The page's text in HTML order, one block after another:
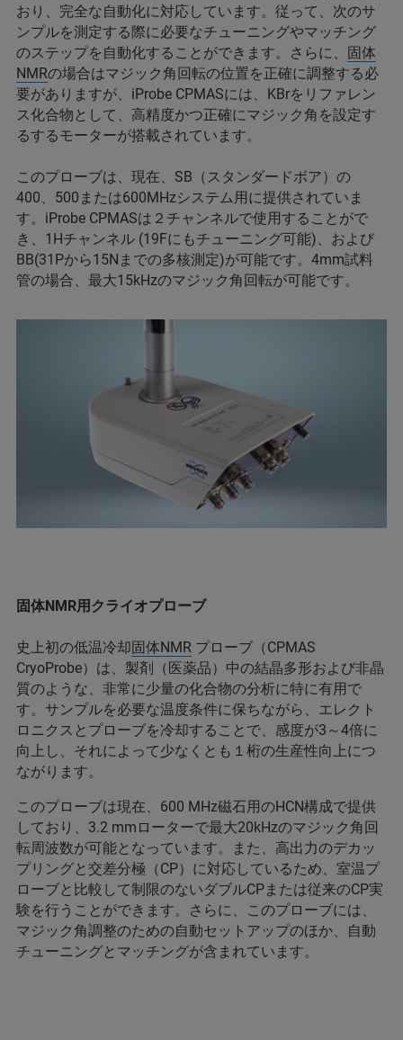
おり、完全な自動化に対応しています。従って、次のサ
ンプルを測定する際に必要なチューニングやマッチング
のステップを自動化することができます。さらに、 固体
NMRの場合はマジック角回転の位置を正確に調整する必
要がありますが、iProbe CPMASには、KBrをリファレン
ス化合物として、高精度かつ正確にマジック角を設定す
るするモーターが搭載されています。
このプローブは、現在、SB（スタンダードボア）の
400、500または600MHzシステム用に提供されていま
す。iProbe CPMASは２チャンネルで使用することがで
き、1Hチャンネル (19Fにもチューニング可能)、および
BB(31Pから15Nまでの多核測定)が可能です。4mm試料
管の場合、最大15kHzのマジック角回転が可能です。
固体NMR用クライオプローブ
史上初の低温冷却固体NMR プローブ（CPMAS
CryoProbe）は、製剤（医薬品）中の結晶多形および非晶
質のような、非常に少量の化合物の分析に特に有用で
す。サンプルを必要な温度条件に保ちながら、エレクト
ロニクスとプローブを冷却することで、感度が3～4倍に
向上し、それによって少なくとも１桁の生産性向上につ
ながります。
このプローブは現在、600 MHz磁石用のHCN構成で提供
しており、3.2 mmローターで最大20kHzのマジック角回
転周波数が可能となっています。また、高出力のデカッ
プリングと交差分極（CP）に対応しているため、室温プ
ローブと比較して制限のないダブルCPまたは従来のCP実
験を行うことができます。さらに、このプローブには、
マジック角調整のための自動セットアップのほか、自動
チューニングとマッチングが含まれています。